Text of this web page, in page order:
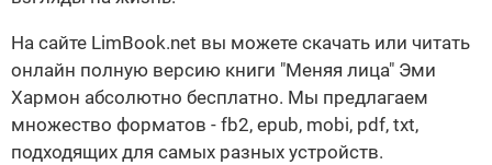
На сайте LimBook.net вы можете скачать или читать
онлайн полную версию книги "Меняя лица" Эми
Хармон абсолютно бесплатно. Мы предлагаем
множество форматов - fb2, epub, mobi, pdf, txt,
подходящих для самых разных устройств.